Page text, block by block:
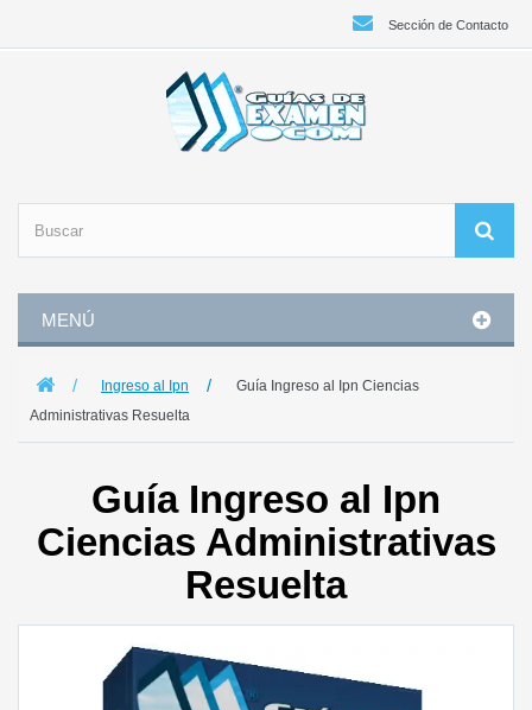
Sección de Contacto
MENÚ
Ingreso al Ipn
Guía Ingreso al Ipn Ciencias
Administrativas Resuelta
Guía Ingreso al Ipn
Ciencias Administrativas
Resuelta